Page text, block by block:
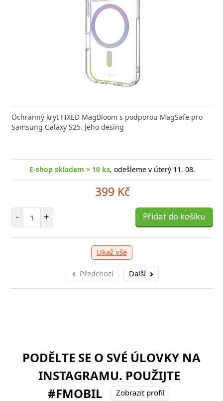
Ochranný kryt FIXED MagBloom s podporou MagSafe pro
Samsung Galaxy S25. Jeho desing
E-shop skladem > 10 ks, odešleme v úterý 11. 08.
399 Kč
- Počet položek
+ Přidat do košíku
Ukaž vše
Předchozí Další
PODĚLTE SE O SVÉ ÚLOVKY NA
INSTAGRAMU. POUŽIJTE
#FMOBIL
Zobrazit profil